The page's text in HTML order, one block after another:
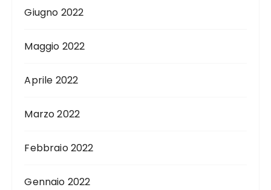
Giugno 2022
Maggio 2022
Aprile 2022
Marzo 2022
Febbraio 2022
Gennaio 2022